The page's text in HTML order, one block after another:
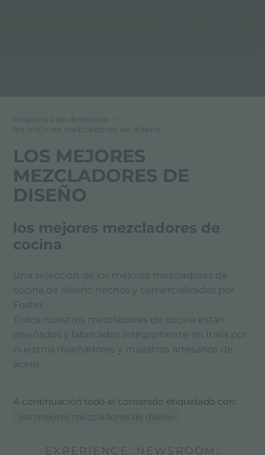
etiquetas de directorio
>
los mejores mezcladores de diseño
LOS MEJORES
MEZCLADORES DE
DISEÑO
los mejores mezcladores de
cocina
Una selección de los mejores mezcladores de
cocina de diseño hechos y comercializados por
Foster.
Todos nuestros mezcladores de cocina están
diseñados y fabricados íntegramente en Italia por
nuestros diseñadores y maestros artesanos de
acero.
A continuación todo el contenido etiquetado con:
los mejores mezcladores de diseño
EXPERIENCE, NEWSROOM: